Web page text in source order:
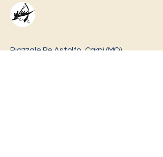
Piazzale Re Astolfo, Carpi (MO)